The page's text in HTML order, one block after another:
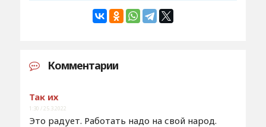
Комментарии
Так их
1:30 / 25.3.2022
Это радует. Работать надо на свой народ.